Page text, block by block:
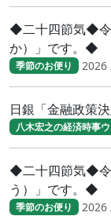
◆二十四節気◆令
か）」です。◆
季節のお便り 2026
日銀「金融政策
八木宏之の経済時事
◆二十四節気◆令
う）」です。◆
季節のお便り 2026